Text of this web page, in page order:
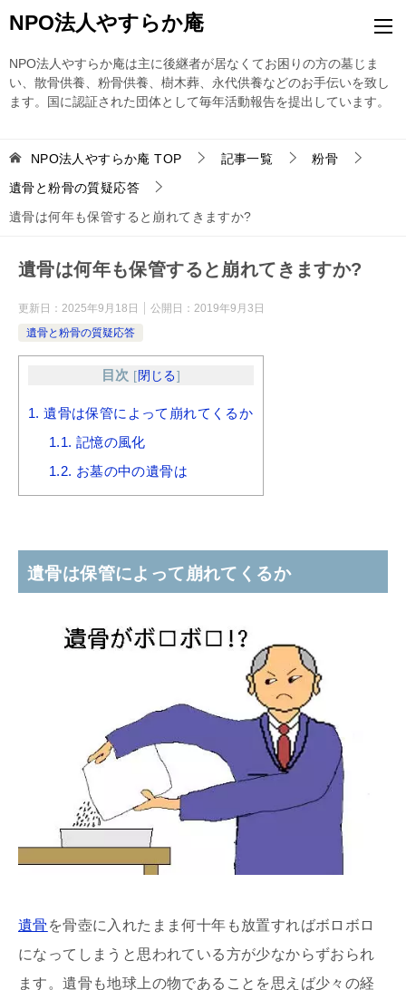
NPO法人やすらか庵
NPO法人やすらか庵は主に後継者が居なくてお困りの方の墓じま
い、散骨供養、粉骨供養、樹木葬、永代供養などのお手伝いを致し
ます。国に認証された団体として毎年活動報告を提出しています。
NPO法人やすらか庵 TOP 記事一覧
粉骨
遺骨と粉骨の質疑応答
遺骨は何年も保管すると崩れてきますか?
遺骨は何年も保管すると崩れてきますか?
更新日： 2025年9月18日 公開日： 2019年9月3日
遺骨と粉骨の質疑応答
目次 [閉じる]
1. 遺骨は保管によって崩れてくるか
1.1. 記憶の風化
1.2. お墓の中の遺骨は
遺骨は保管によって崩れてくるか
遺骨 を骨壺に入れたまま何十年も放置すればボロボロ
になってしまうと思われている方が少なからずおられ
ます。遺骨も地球上の物であることを思えば少々の経